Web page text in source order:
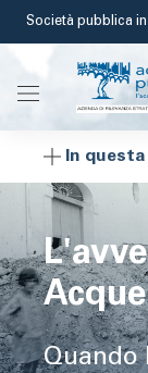
Salta
contenuto
principale
Società pubblica
In
Quando